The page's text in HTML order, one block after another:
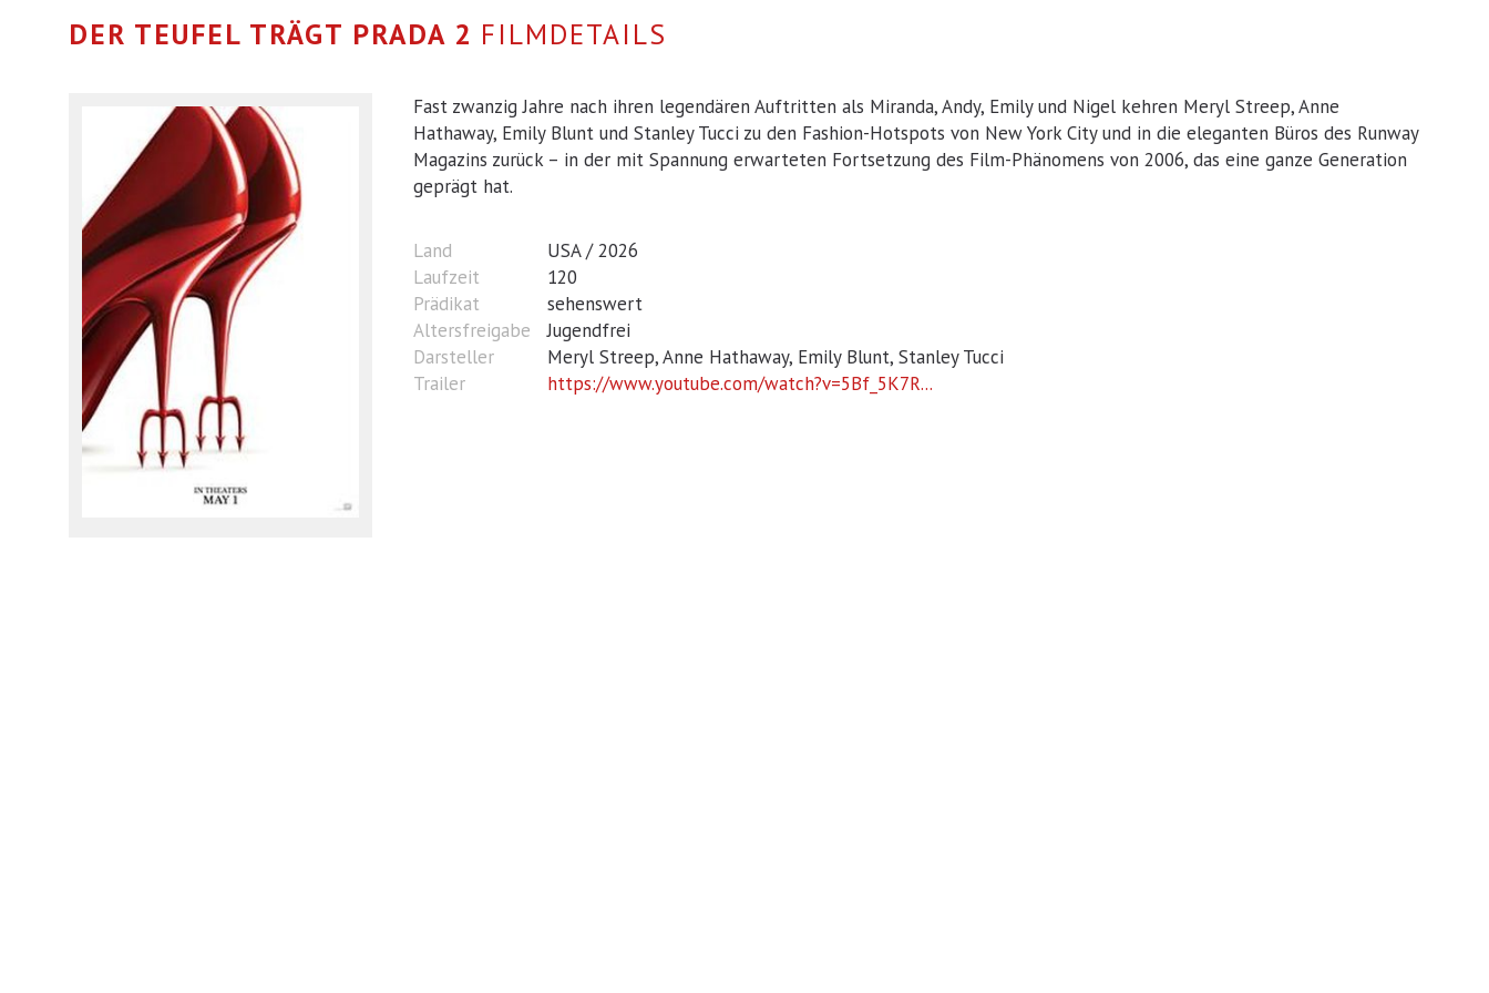
DER TEUFEL TRÄGT PRADA 2 FILMDETAILS
Fast zwanzig Jahre nach ihren legendären Auftritten als Miranda, Andy, Emily und Nigel kehren Meryl Streep, Anne
Hathaway, Emily Blunt und Stanley Tucci zu den Fashion-Hotspots von New York City und in die eleganten Büros des Runway
Magazins zurück – in der mit Spannung erwarteten Fortsetzung des Film-Phänomens von 2006, das eine ganze Generation
geprägt hat.
Land
USA / 2026
Laufzeit
120
Prädikat
sehenswert
Altersfreigabe
Jugendfrei
Darsteller
Meryl Streep, Anne Hathaway, Emily Blunt, Stanley Tucci
Trailer
https://www.youtube.com/watch?v=5Bf_5K7R...